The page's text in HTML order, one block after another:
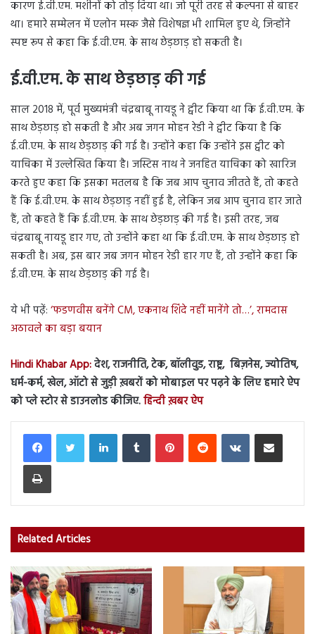
कारण ई.वी.एम. मशीनों को तोड़ दिया था। जो पूरी तरह से कल्पना से बाहर
था। हमारे सम्मेलन में एलोन मस्क जैसे विशेषज्ञ भी शामिल हुए थे, जिन्होंने
स्पष्ट रूप से कहा कि ई.वी.एम. के साथ छेड़छाड़ हो सकती है।
ई.वी.एम. के साथ छेड़छाड़ की गई
साल 2018 में, पूर्व मुख्यमंत्री चंद्रबाबू नायडू ने ट्वीट किया था कि ई.वी.एम. के
साथ छेड़छाड़ हो सकती है और अब जगन मोहन रेडी ने ट्वीट किया है कि
ई.वी.एम. के साथ छेड़छाड़ की गई है। उन्होंने कहा कि उन्होंने इस ट्वीट को
याचिका में उल्लेखित किया है। जस्टिस नाथ ने जनहित याचिका को खारिज
करते हुए कहा कि इसका मतलब है कि जब आप चुनाव जीतते हैं, तो कहते
हैं कि ई.वी.एम. के साथ छेड़छाड़ नहीं हुई है, लेकिन जब आप चुनाव हार जाते
हैं, तो कहते हैं कि ई.वी.एम. के साथ छेड़छाड़ की गई है। इसी तरह, जब
चंद्रबाबू नायडू हार गए, तो उन्होंने कहा था कि ई.वी.एम. के साथ छेड़छाड़ हो
सकती है। अब, इस बार जब जगन मोहन रेडी हार गए हैं, तो उन्होंने कहा कि
ई.वी.एम. के साथ छेड़छाड़ की गई है।
ये भी पढ़ें: ‘फडणवीस बनेंगे CM, एकनाथ शिंदे नहीं मानेंगे तो…’, रामदास
अठावले का बड़ा बयान
Hindi Khabar App:देश, राजनीति, टेक, बॉलीवुड, राष्ट्र, बिज़नेस, ज्योतिष,
धर्म-कर्म, खेल, ऑटो से जुड़ी ख़बरों को मोबाइल पर पढ़ने के लिए हमारे ऐप
को प्ले स्टोर से डाउनलोड कीजिए.हिन्दी ख़बर ऐप
LinkedInTumblr PinterestReddit VKontakteShare via Email
Print
Related Articles